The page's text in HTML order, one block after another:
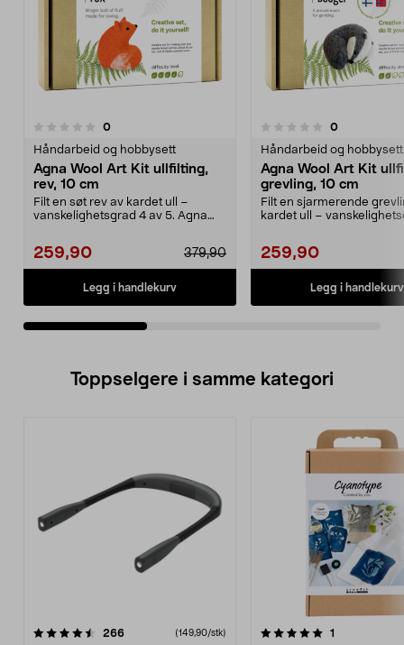
0anmeldelser
Håndarbeid og hobbysett
Agna Wool Art Kit ullfilting,
rev, 10 cm
Filt en søt rev av kardet ull –
vanskelighetsgrad 4 av 5. Agna
379,90
259,90
Legg i handlekurv
0.0 av 5 stjerner 0anmeldelser
Håndarbeid og hobbysett
Agna Wool Art Kit
grevling, 10 cm
Filt en sjarmerende
kardet ull –
259,90
Legg i handlekurv
0.0 av 5 stjerner
Toppselgere i samme kategori
266anmeldelser(149,90/stk)
5.0 av 5 stjerner 1
5.0 av 5 stjerner